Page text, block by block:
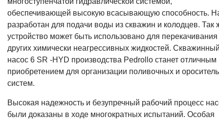
обеспечивающей высокую всасывающую способность.
разработан для подачи воды из скважин и колодцев. Так
устройство может быть использовано для перекачивания
других химически неагрессивных жидкостей.
насос 6 SR -HYD производства Pedrollo станет отличным
приобретением для организации поливочных и
систем.
Высокая надежность и безупречный рабочий процесс
были доказаны в ходе многократных испытаний. Особая